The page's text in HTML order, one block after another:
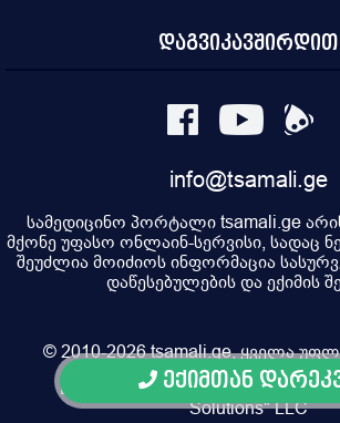
ექიმთან
დაგვიკავშირდით
info@tsamali.ge
სამედიცინო პორტალი tsamali.ge
მქონე უფასო ონლაინ-სერვისი, სადაც
შეუძლია მოიძიოს ინფორმაცია
დაწესებულების და ექიმის
© 2010-2026 tsamali.ge, ყველა
Developed by Pulsar Digital,
Solutions" LLC